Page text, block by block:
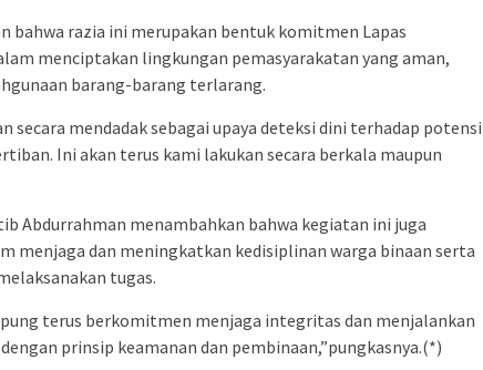
bahwa razia ini merupakan bentuk komitmen Lapas
menciptakan lingkungan pemasyarakatan yang aman,
barang-barang terlarang.
secara mendadak sebagai upaya deteksi dini terhadap potensi
Ini akan terus kami lakukan secara berkala maupun
Abdurrahman menambahkan bahwa kegiatan ini juga
menjaga dan meningkatkan kedisiplinan warga binaan serta
tugas.
terus berkomitmen menjaga integritas dan menjalankan
prinsip keamanan dan pembinaan,”pungkasnya.(*)